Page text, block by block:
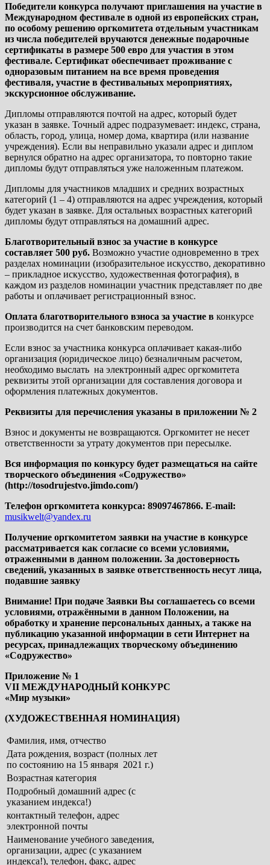
Победители конкурса получают приглашения на участие в
Международном фестивале в одной из европейских стран,
по особому решению оргкомитета отдельным участникам
из числа победителей вручаются денежные подарочные
сертификаты в размере 500 евро для участия в этом
фестивале. Сертификат обеспечивает проживание с
одноразовым питанием на все время проведения
фестиваля, участие в фестивальных мероприятиях,
экскурсионное обслуживание.
Дипломы отправляются почтой на адрес, который будет
указан в заявке. Точный адрес подразумевает: индекс, страна,
область, город, улица, номер дома, квартира (или название
учреждения). Если вы неправильно указали адрес и диплом
вернулся обратно на адрес организатора, то повторно такие
дипломы будут отправляться уже наложенным платежом.
Дипломы для участников младших и средних возрастных
категорий (1 – 4) отправляются на адрес учреждения, который
будет указан в заявке. Для остальных возрастных категорий
дипломы будут отправляться на домашний адрес.
Благотворительный взнос за участие в конкурсе
составляет 500 руб. Возможно участие одновременно в трех
разделах номинации (изобразительное искусство, декоративно
– прикладное искусство, художественная фотография), в
каждом из разделов номинации участник представляет по две
работы и оплачивает регистрационный взнос.
Оплата благотворительного взноса за участие в конкурсе
производится на счет банковским переводом.
Если взнос за участника конкурса оплачивает какая-либо
организация (юридическое лицо) безналичным расчетом,
необходимо выслать на электронный адрес оргкомитета
реквизиты этой организации для составления договора и
оформления платежных документов.
Реквизиты для перечисления указаны в приложении № 2
Взнос и документы не возвращаются. Оргкомитет не несет
ответственности за утрату документов при пересылке.
Вся информация по конкурсу будет размещаться на сайте
творческого объединения «Содружество»
(http://tosodrujestvo.jimdo.com/)
Телефон оргкомитета конкурса: 89097467866. E-mail:
musikwelt@yandex.ru
Получение оргкомитетом заявки на участие в конкурсе
рассматривается как согласие со всеми условиями,
отраженными в данном положении. За достоверность
сведений, указанных в заявке ответственность несут лица,
подавшие заявку
Внимание! При подаче Заявки Вы соглашаетесь со всеми
условиями, отражёнными в данном Положении, на
обработку и хранение персональных данных, а также на
публикацию указанной информации в сети Интернет на
ресурсах, принадлежащих творческому объединению
«Содружество»
Приложение № 1
VII МЕЖДУНАРОДНЫЙ КОНКУРС
«Мир музыки»
(ХУДОЖЕСТВЕННАЯ НОМИНАЦИЯ)
Фамилия, имя, отчество
Дата рождения, возраст (полных лет
по состоянию на 15 января 2021 г.)
Возрастная категория
Подробный домашний адрес (с
указанием индекса!)
контактный телефон, адрес
электронной почты
Наименование учебного заведения,
организации, адрес (с указанием
индекса!), телефон, факс, адрес